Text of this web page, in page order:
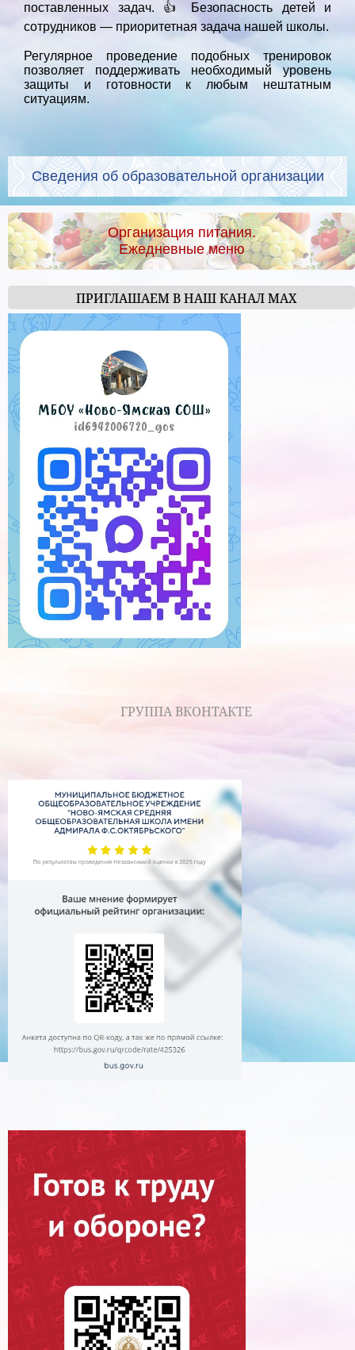
поставленных задач. 👍 Безопасность детей и
сотрудников — приоритетная задача нашей школы.
Регулярное проведение подобных тренировок
позволяет поддерживать необходимый уровень
защиты и готовности к любым нештатным
ситуациям.
Сведения об образовательной организации
Организация питания.
Ежедневные меню
ПРИГЛАШАЕМ В НАШ КАНАЛ МАХ
ГРУППА ВКОНТАКТЕ